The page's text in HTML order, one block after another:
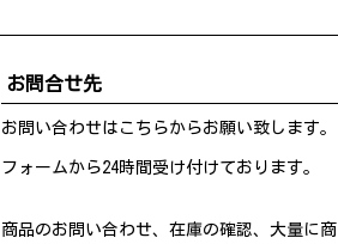
お問合せ先
お問い合わせは こちらからお願い致します。
フォームから24時間受け付けております。
商品のお問い合わせ、在庫の確認、大量に商